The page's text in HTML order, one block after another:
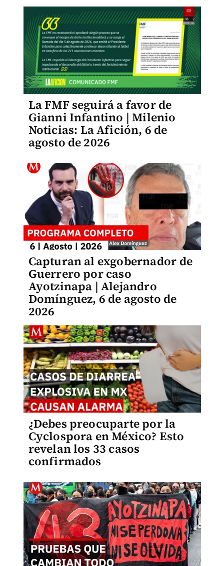
La FMF seguirá a favor de
Gianni Infantino | Milenio
Noticias: La Afición, 6 de
agosto de 2026
Capturan al exgobernador de
Guerrero por caso
Ayotzinapa | Alejandro
Domínguez, 6 de agosto de
2026
¿Debes preocuparte por la
Cyclospora en México? Esto
revelan los 33 casos
confirmados